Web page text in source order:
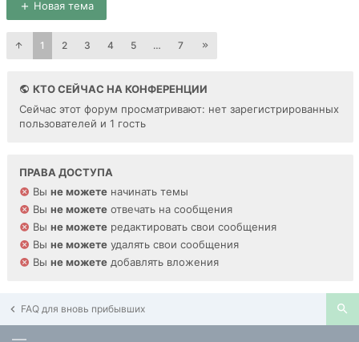
Новая тема
1 2 3 4 5 … 7
КТО СЕЙЧАС НА КОНФЕРЕНЦИИ
Сейчас этот форум просматривают: нет зарегистрированных
пользователей и 1 гость
ПРАВА ДОСТУПА
Вы не можете начинать темы
Вы не можете отвечать на сообщения
Вы не можете редактировать свои сообщения
Вы не можете удалять свои сообщения
Вы не можете добавлять вложения
FAQ для вновь прибывших